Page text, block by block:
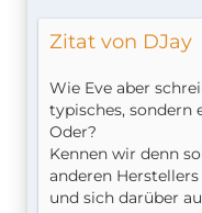
Zitat von DJay
Wie Eve aber
typisches, sondern
Oder?
Kennen wir denn
anderen
und sich darüber